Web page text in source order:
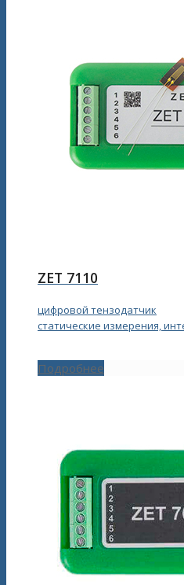
ZET 7110
цифровой тензодатчик
статические измерения,
Подробнее